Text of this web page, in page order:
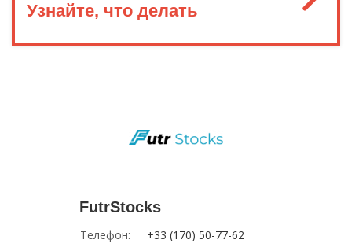
Узнайте, что делать
FutrStocks
Телефон:
+33 (170) 50-77-62